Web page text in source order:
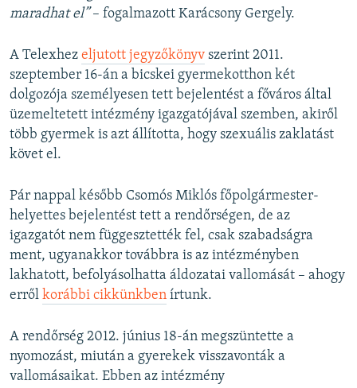
maradhat el”– fogalmazott Karácsony Gergely.
A Telexhez eljutott jegyzőkönyv szerint 2011.
szeptember 16-án a bicskei gyermekotthon két
dolgozója személyesen tett bejelentést a főváros által
üzemeltetett intézmény igazgatójával szemben, akiről
több gyermek is azt állította, hogy szexuális zaklatást
követ el.
Pár nappal később Csomós Miklós főpolgármester-
helyettes bejelentést tett a rendőrségen, de az
igazgatót nem függesztették fel, csak szabadságra
ment, ugyanakkor továbbra is az intézményben
lakhatott, befolyásolhatta áldozatai vallomását – ahogy
erről korábbi cikkünkben írtunk.
A rendőrség 2012. június 18-án megszüntette a
nyomozást, miután a gyerekek visszavonták a
vallomásaikat. Ebben az intézmény